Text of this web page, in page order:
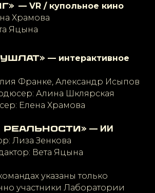
— VR / купольное кино
Храмова
Яцына
— интерактивное
Франке, Александр Исыпов
Алина Шклярская
Елена Храмова
— ИИ
Лиза Зенкова
Вета Яцына
указаны только
участники Лаборатории